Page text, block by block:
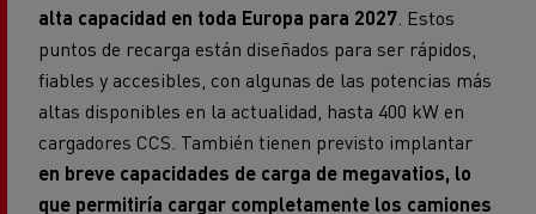
alta capacidad en toda Europa para 2027 . Estos
puntos de recarga están diseñados para ser rápidos,
fiables y accesibles, con algunas de las potencias más
altas disponibles en la actualidad, hasta 400 kW en
cargadores CCS. También tienen previsto implantar
en breve capacidades de carga de megavatios, lo
que permitiría cargar completamente los camiones